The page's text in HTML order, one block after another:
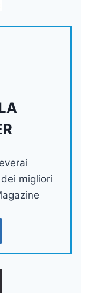
migliori